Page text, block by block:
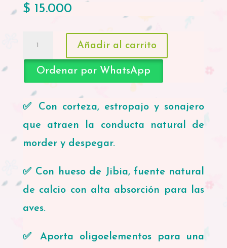
$ 15.000
Colorido
cantidad
Añadir al carrito
Ordenar por WhatsApp
✅ Con corteza, estropajo y sonajero
que atraen la conducta natural de
morder y despegar.
✅ Con hueso de Jibia, fuente natural
de calcio con alta absorción para las
aves.
✅ Aporta oligoelementos para una